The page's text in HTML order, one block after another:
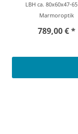
LBH ca. 80x60x47-
Marmoroptik
789,00 € *